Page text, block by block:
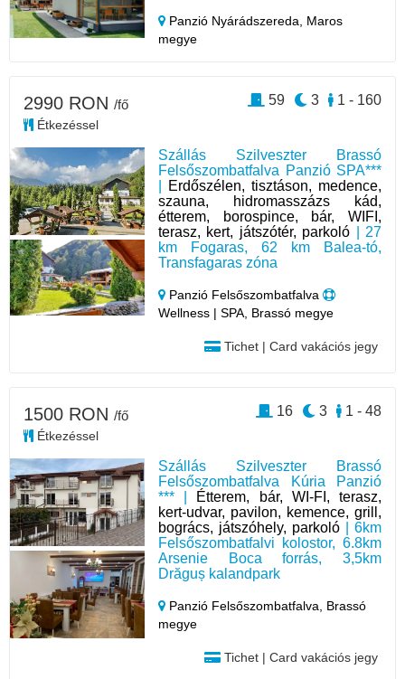
Panzió Nyárádszereda, Maros
megye
Szállás Szilveszter Brassó
Felsőszombatfalva Panzió SPA***
Erdőszélen, tisztáson, medence,
szauna, hidromasszázs kád,
étterem, borospince, bár, WIFI,
terasz, kert, játszótér, parkoló | 27
km Fogaras, 62 km Balea-tó,
Transfagaras zóna
Panzió Felsőszombatfalva
Wellness | SPA, Brassó megye
Tichet | Card vakációs jegy
2990 RON /fő
Étkezéssel
1 - 160
3
59
Szállás Szilveszter Brassó
Felsőszombatfalva Kúria Panzió
*** | Étterem, bár, WI-FI, terasz,
kert-udvar, pavilon, kemence, grill,
bogrács, játszóhely, parkoló | 6km
Felsőszombatfalvi kolostor, 6.8km
Arsenie Boca forrás, 3,5km
Drăguș kalandpark
Panzió Felsőszombatfalva, Brassó
megye
Tichet | Card vakációs jegy
1500 RON /fő
Étkezéssel
1 - 48
3
16